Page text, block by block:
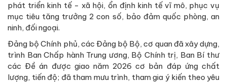
phát triển kinh tế - xã hội, ổn định kinh tế vĩ mô, phục vụ
mục tiêu tăng trưởng 2 con số, bảo đảm quốc phòng, an
ninh, đối ngoại.
Đảng bộ Chính phủ, các Đảng bộ Bộ, cơ quan đã xây dựng,
trình Ban Chấp hành Trung ương, Bộ Chính trị, Ban Bí thư
các Đề án được giao năm 2026 cơ bản đáp ứng chất
lượng, tiến độ; đã tham mưu trình, tham gia ý kiến theo yêu